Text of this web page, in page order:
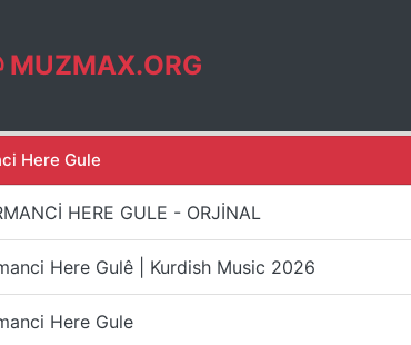
MUZMAX.ORG
Here Gule
HERE GULE - ORJİNAL
Here Gulê | Kurdish Music 2026
Here Gule